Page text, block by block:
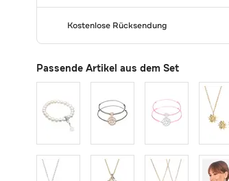
Kostenlose Rücksendung
Passende Artikel aus dem Set